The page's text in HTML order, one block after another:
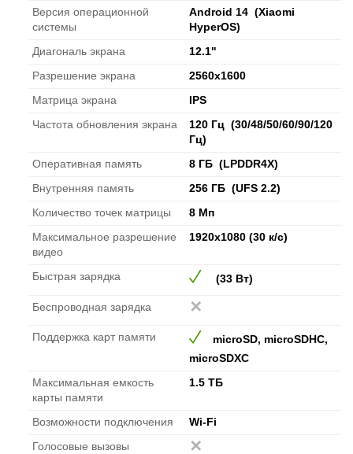
Версия операционной
системы
Android 14 (Xiaomi
HyperOS)
Диагональ экрана
12.1"
Разрешение экрана
2560x1600
Матрица экрана
IPS
Частота обновления экрана
120 Гц (30/48/50/60/90/120
Гц)
Оперативная память
8 ГБ (LPDDR4X)
Внутренняя память
256 ГБ (UFS 2.2)
Количество точек матрицы
8 Мп
Максимальное разрешение
видео
1920x1080 (30 к/с)
Быстрая зарядка (33 Вт)
Беспроводная зарядка
Поддержка карт памяти
microSD, microSDHC,
microSDXC
Максимальная емкость
карты памяти
1.5 ТБ
Возможности подключения
Wi-Fi
Голосовые вызовы